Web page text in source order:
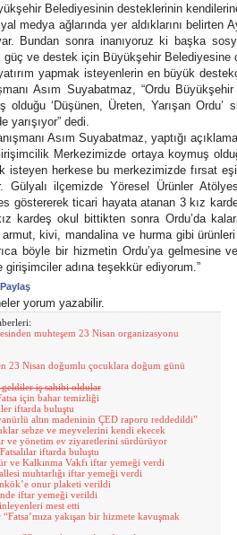
Belediyesinin desteklerinin
medya ağlarında yer aldıklarını belirten
Bundan sonra inanıyoruz ki başka
güç ve destek için Büyükşehir Belediyesine
yapmak isteyenlerin en büyük
Asım Suyabatmaz, “Ordu
olduğu ‘Düşünen, Üreten, Yarışan Ordu’
yarışıyor” dedi.
Asım Suyabatmaz, yaptığı
Merkezimizde ortaya koymuş
isteyen herkese bu merkezimizde fırsat
Gülyalı ilçemizde Yöresel Ürünler
göstererek ticari hayata atanan 3 kız
kardeş okul bittikten sonra Ordu’da
kivi, mandalina ve hurma gibi
böyle bir hizmetin Ordu’ya gelmesine
girişimciler adına teşekkür ediyorum.”
yorum yazabilir.
muhteşem 23 Nisan organizasyonu
23 Nisan doğumlu çocuklara doğum günü
iş sahibi oldular
için bahar temizliği
iftarda buluştu
altın madeninin ÇED raporu reddedildi”
sebze ve meyvelerini kendi ekecek
ve yönetim ev ziyaretlerini sürdürüyor
iftarda buluştu
ve Kalkınma Vakfı iftar yemeği verdi
muhtarlığı iftar yemeği verdi
onur plaketi verildi
iftar yemeği verildi
mest etti
yakışan bir hizmete kavuşmak